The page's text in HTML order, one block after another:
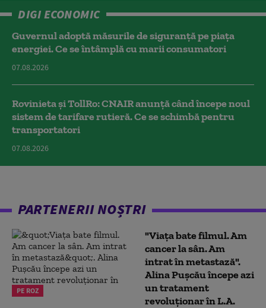
DIGI ECONOMIC
Guvernul adoptă măsurile de siguranță pe piața
energiei. Ce se întâmplă cu marii consumatori
07.08.2026
Rovinieta și TollRo: CNAIR anunță când începe noul
sistem de tarifare rutieră. Ce se schimbă pentru
transportatori
07.08.2026
PARTENERII NOȘTRI
PE ROZ
"Viața bate filmul. Am
cancer la sân. Am
intrat în metastază".
Alina Pușcău începe azi
un tratament
revoluționar în L.A.